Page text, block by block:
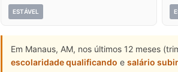
ESTÁVEL
Em Manaus, AM, nos últimos 12 meses
escolaridade qualificando e salário